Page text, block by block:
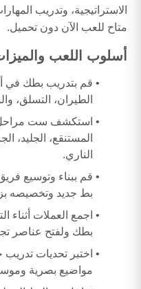
الاستراتيجية، وتدريب
متاح للعب الآن دون تحميل.
أسلوب اللعب
قم بتدريب بطك في
الطيران، التسلق،
استكشف ست مراحل
المستنقع، الجليد،
الناري.
قم ببناء وتوسيع
بط جديد وتخصيصه
اجمع العملات
بطك ولفتح عناصر
اختبر تحديات
مواضيع بصرية